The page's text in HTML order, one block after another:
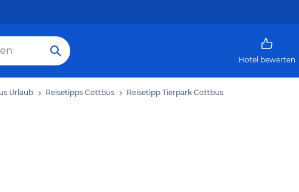
Hotel bewerten
Urlaub Reisetipps Cottbus Reisetipp Tierpark Cottbus